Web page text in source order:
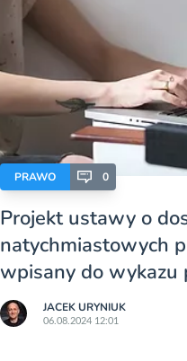
PRAWO 0
Projekt ustawy o
natychmiastowych
wpisany do wykazu
JACEK URYNIUK
06.08.2024 12:01